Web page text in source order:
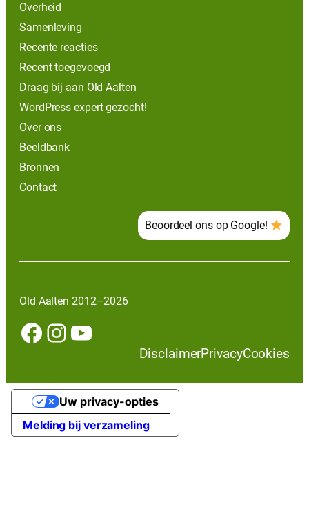
Overheid
Samenleving
Recente reacties
Recent toegevoegd
Draag bij aan Old Aalten
WordPress expert gezocht!
Over ons
Beeldbank
Bronnen
Contact
Beoordeel ons op Google!
Old Aalten 2012–2026
Facebook InstagramYouTube
DisclaimerPrivacyCookies
Melding bij verzameling
Uw privacy-opties